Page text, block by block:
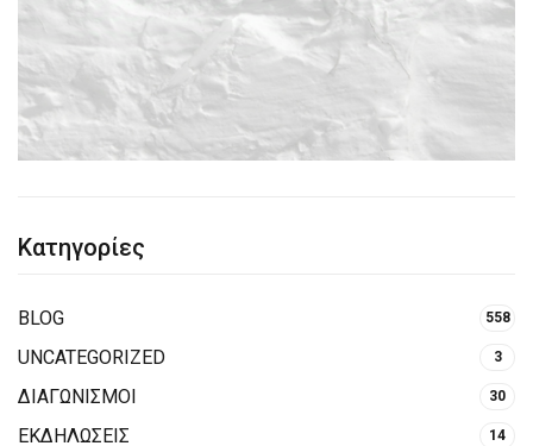
Κατηγορίες
BLOG 558
UNCATEGORIZED 3
ΔΙΑΓΩΝΙΣΜΟΙ 30
ΕΚΔΗΛΩΣΕΙΣ 14